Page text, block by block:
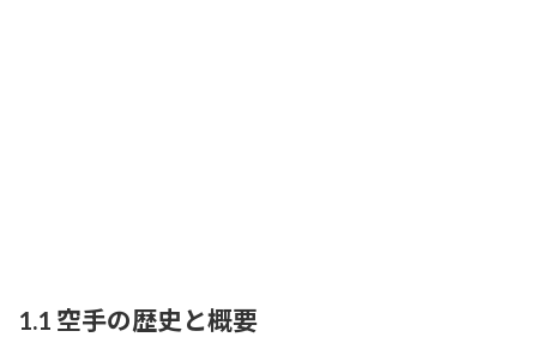
1.1 空手の歴史と概要